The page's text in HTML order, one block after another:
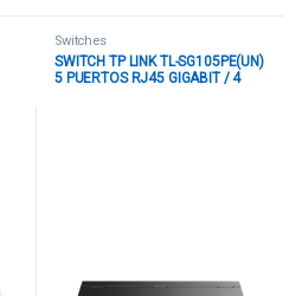
Switches
SWITCH TP LINK TL-SG105PE(UN)
5 PUERTOS RJ45 GIGABIT / 4